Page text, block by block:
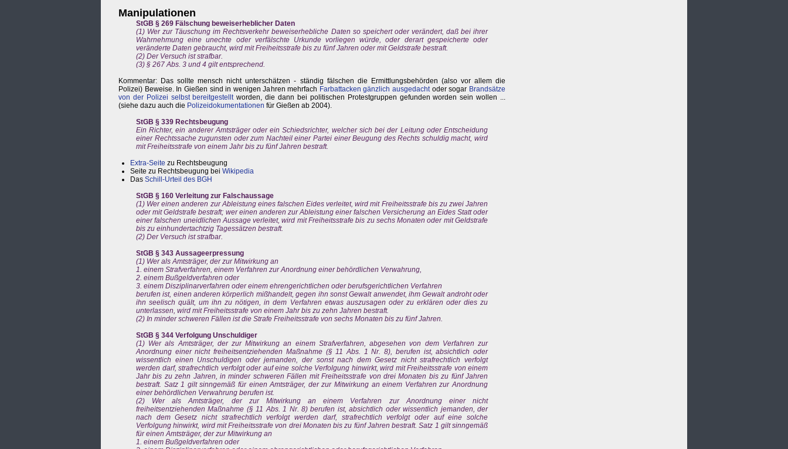
Manipulationen
StGB § 269 Fälschung beweiserheblicher Daten
(1) Wer zur Täuschung im Rechtsverkehr beweiserhebliche Daten so speichert oder verändert, daß bei ihrer
Wahrnehmung eine unechte oder verfälschte Urkunde vorliegen würde, oder derart gespeicherte oder
veränderte Daten gebraucht, wird mit Freiheitsstrafe bis zu fünf Jahren oder mit Geldstrafe bestraft.
(2) Der Versuch ist strafbar.
(3) § 267 Abs. 3 und 4 gilt entsprechend.
Kommentar: Das sollte mensch nicht unterschätzen - ständig fälschen die Ermittlungsbehörden (also vor allem die
Polizei) Beweise. In Gießen sind in wenigen Jahren mehrfach Farbattacken gänzlich ausgedachtoder sogar Brandsätze
von der Polizei selbst bereitgestelltworden, die dann bei politischen Protestgruppen gefunden worden sein wollen ...
(siehe dazu auch die Polizeidokumentationen für Gießen ab 2004).
StGB § 339 Rechtsbeugung
Ein Richter, ein anderer Amtsträger oder ein Schiedsrichter, welcher sich bei der Leitung oder Entscheidung
einer Rechtssache zugunsten oder zum Nachteil einer Partei einer Beugung des Rechts schuldig macht, wird
mit Freiheitsstrafe von einem Jahr bis zu fünf Jahren bestraft.
Extra-Seite zu Rechtsbeugung
Seite zu Rechtsbeugung bei Wikipedia
Das Schill-Urteil des BGH
StGB § 160 Verleitung zur Falschaussage
(1) Wer einen anderen zur Ableistung eines falschen Eides verleitet, wird mit Freiheitsstrafe bis zu zwei Jahren
oder mit Geldstrafe bestraft; wer einen anderen zur Ableistung einer falschen Versicherung an Eides Statt oder
einer falschen uneidlichen Aussage verleitet, wird mit Freiheitsstrafe bis zu sechs Monaten oder mit Geldstrafe
bis zu einhundertachtzig Tagessätzen bestraft.
(2) Der Versuch ist strafbar.
StGB § 343 Aussageerpressung
(1) Wer als Amtsträger, der zur Mitwirkung an
1. einem Strafverfahren, einem Verfahren zur Anordnung einer behördlichen Verwahrung,
2. einem Bußgeldverfahren oder
3. einem Disziplinarverfahren oder einem ehrengerichtlichen oder berufsgerichtlichen Verfahren
berufen ist, einen anderen körperlich mißhandelt, gegen ihn sonst Gewalt anwendet, ihm Gewalt androht oder
ihn seelisch quält, um ihn zu nötigen, in dem Verfahren etwas auszusagen oder zu erklären oder dies zu
unterlassen, wird mit Freiheitsstrafe von einem Jahr bis zu zehn Jahren bestraft.
(2) In minder schweren Fällen ist die Strafe Freiheitsstrafe von sechs Monaten bis zu fünf Jahren.
StGB § 344 Verfolgung Unschuldiger
(1) Wer als Amtsträger, der zur Mitwirkung an einem Strafverfahren, abgesehen von dem Verfahren zur
Anordnung einer nicht freiheitsentziehenden Maßnahme (§ 11 Abs. 1 Nr. 8), berufen ist, absichtlich oder
wissentlich einen Unschuldigen oder jemanden, der sonst nach dem Gesetz nicht strafrechtlich verfolgt
werden darf, strafrechtlich verfolgt oder auf eine solche Verfolgung hinwirkt, wird mit Freiheitsstrafe von einem
Jahr bis zu zehn Jahren, in minder schweren Fällen mit Freiheitsstrafe von drei Monaten bis zu fünf Jahren
bestraft. Satz 1 gilt sinngemäß für einen Amtsträger, der zur Mitwirkung an einem Verfahren zur Anordnung
einer behördlichen Verwahrung berufen ist.
(2) Wer als Amtsträger, der zur Mitwirkung an einem Verfahren zur Anordnung einer nicht
freiheitsentziehenden Maßnahme (§ 11 Abs. 1 Nr. 8) berufen ist, absichtlich oder wissentlich jemanden, der
nach dem Gesetz nicht strafrechtlich verfolgt werden darf, strafrechtlich verfolgt oder auf eine solche
Verfolgung hinwirkt, wird mit Freiheitsstrafe von drei Monaten bis zu fünf Jahren bestraft. Satz 1 gilt sinngemäß
für einen Amtsträger, der zur Mitwirkung an
1. einem Bußgeldverfahren oder